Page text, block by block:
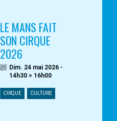
LE MANS FAIT
SON CIRQUE
2026
Dim. 24 mai 2026 -
14h30 > 16h00
CIRQUE CULTURE